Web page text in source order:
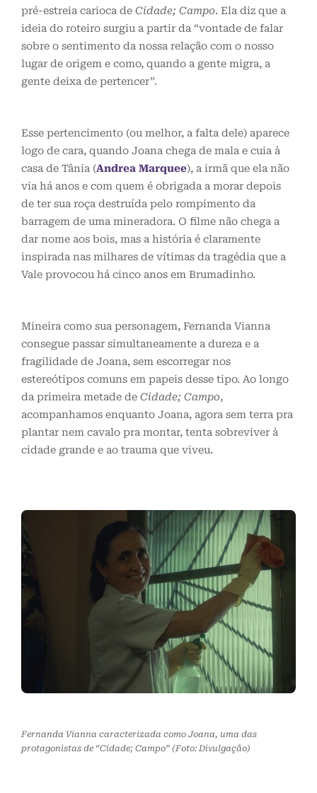
pré-estreia carioca de Cidade; Campo. Ela diz que a
ideia do roteiro surgiu a partir da “vontade de falar
sobre o sentimento da nossa relação com o nosso
lugar de origem e como, quando a gente migra, a
gente deixa de pertencer”.
Esse pertencimento (ou melhor, a falta dele) aparece
logo de cara, quando Joana chega de mala e cuia à
casa de Tânia (Andrea Marquee), a irmã que ela não
via há anos e com quem é obrigada a morar depois
de ter sua roça destruída pelo rompimento da
barragem de uma mineradora. O filme não chega a
dar nome aos bois, mas a história é claramente
inspirada nas milhares de vítimas da tragédia que a
Vale provocou há cinco anos em Brumadinho.
Mineira como sua personagem, Fernanda Vianna
consegue passar simultaneamente a dureza e a
fragilidade de Joana, sem escorregar nos
estereótipos comuns em papeis desse tipo. Ao longo
da primeira metade de Cidade; Campo,
acompanhamos enquanto Joana, agora sem terra pra
plantar nem cavalo pra montar, tenta sobreviver à
cidade grande e ao trauma que viveu.
Fernanda Vianna caracterizada como Joana, uma das
protagonistas de “Cidade; Campo” (Foto: Divulgação)